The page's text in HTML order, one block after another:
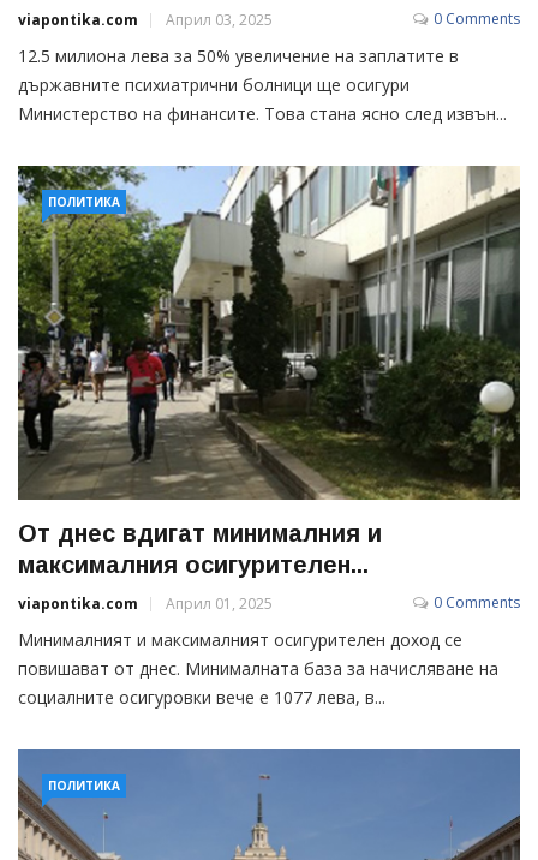
viapontika.com Април 03, 2025 0 Comments
12.5 милиона лева за 50% увеличение на заплатите в
държавните психиатрични болници ще осигури
Министерство на финансите. Това стана ясно след извън...
ПОЛИТИКА
От днес вдигат минималния и
максималния осигурителен...
viapontika.com Април 01, 2025 0 Comments
Минималният и максималният осигурителен доход се
повишават от днес. Минималната база за начисляване на
социалните осигуровки вече е 1077 лева, в...
ПОЛИТИКА